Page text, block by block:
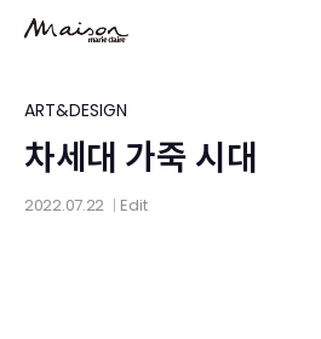
content
ART&DESIGN
차세대 가죽 시대
2022.07.22 Edit